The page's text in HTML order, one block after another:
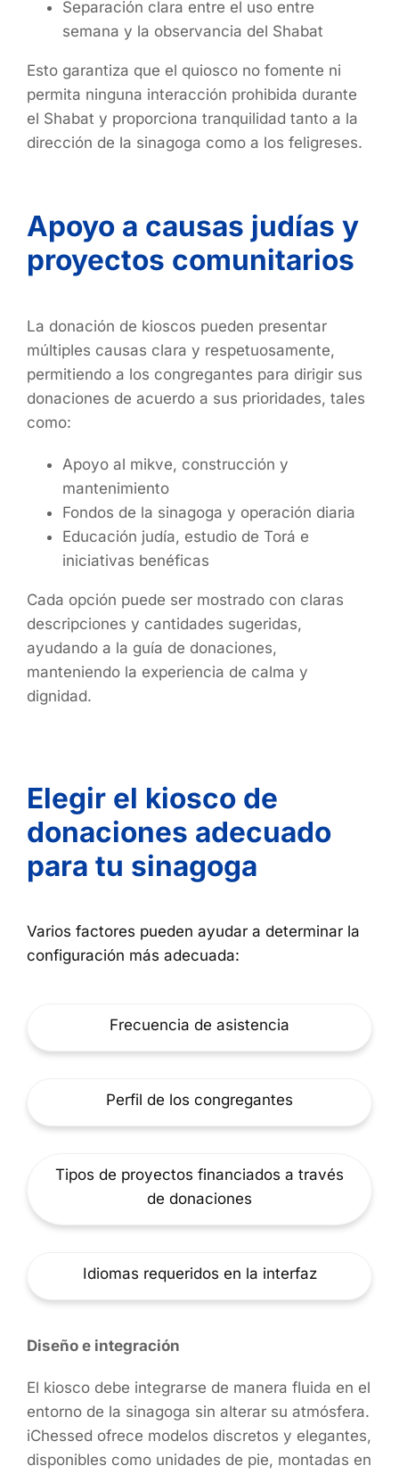
Separación clara entre el uso entre
semana y la observancia del Shabat
Esto garantiza que el quiosco no fomente ni
permita ninguna interacción prohibida durante
el Shabat y proporciona tranquilidad tanto a la
dirección de la sinagoga como a los feligreses.
Apoyo a causas judías y
proyectos comunitarios
La donación de kioscos pueden presentar
múltiples causas clara y respetuosamente,
permitiendo a los congregantes para dirigir sus
donaciones de acuerdo a sus prioridades, tales
como:
Apoyo al mikve, construcción y
mantenimiento
Fondos de la sinagoga y operación diaria
Educación judía, estudio de Torá e
iniciativas benéficas
Cada opción puede ser mostrado con claras
descripciones y cantidades sugeridas,
ayudando a la guía de donaciones,
manteniendo la experiencia de calma y
dignidad.
Elegir el kiosco de
donaciones adecuado
para tu sinagoga
Varios factores pueden ayudar a determinar la
configuración más adecuada:
Frecuencia de asistencia
Perfil de los congregantes
Tipos de proyectos financiados a través
de donaciones
Idiomas requeridos en la interfaz
Diseño e integración
El kiosco debe integrarse de manera fluida en el
entorno de la sinagoga sin alterar su atmósfera.
iChessed ofrece modelos discretos y elegantes,
disponibles como unidades de pie, montadas en